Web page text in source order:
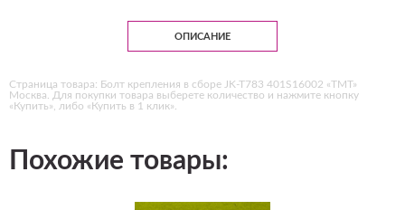
ОПИСАНИЕ
Страница товара: Болт крепления в сборе JK-T783 401S16002 «ТМТ»
Москва. Для покупки товара выберете количество и нажмите кнопку
«Купить», либо «Купить в 1 клик».
Похожие товары: